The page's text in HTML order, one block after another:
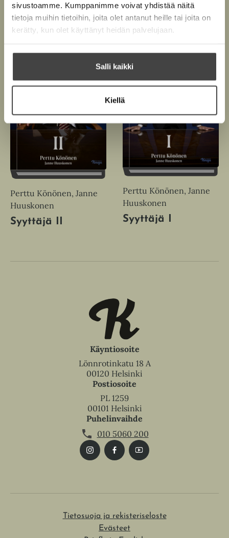
sivustoamme. Kumppanimme voivat yhdistää näitä
tietoja muihin tietoihin, joita olet antanut heille tai joita on
kerätty, kun olet käyttänyt heidän palvelujaan.
Salli kaikki
Kiellä
Perttu Könönen, Janne
Huuskonen
Syyttäjä II
Perttu Könönen, Janne
Huuskonen
Syyttäjä I
Käyntiosoite
Lönnrotinkatu 18 A
00120 Helsinki
Postiosoite
PL 1259
00101 Helsinki
Puhelinvaihde
010 5060 200
Tietosuoja ja rekisteriseloste
Evästeet